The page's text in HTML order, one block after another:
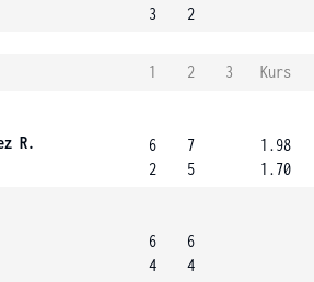
3
2
1 2 3
Kurs
R.
6
2
7
5
1.98
1.70
6
4
6
4